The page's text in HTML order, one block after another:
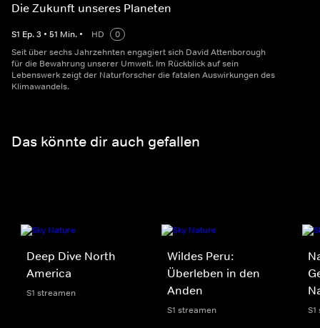
Die Zukunft unseres Planeten
S1 Ep.3 • 51 Min. • HD
0
Seit über sechs Jahrzehnten engagiert sich David Attenborough
für die Bewahrung unserer Umwelt. Im Rückblick auf sein
Lebenswerk zeigt der Naturforscher die fatalen Auswirkungen des
Klimawandels.
Das könnte dir auch gefallen
Deep Dive North
America
S1 streamen
Wildes Peru:
Überleben in den
Anden
S1 streamen